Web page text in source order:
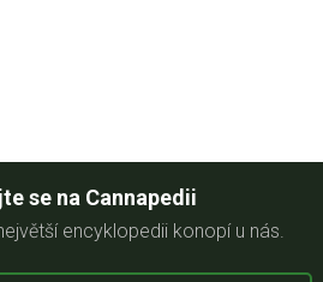
se na Cannapedii
encyklopedii konopí u nás.